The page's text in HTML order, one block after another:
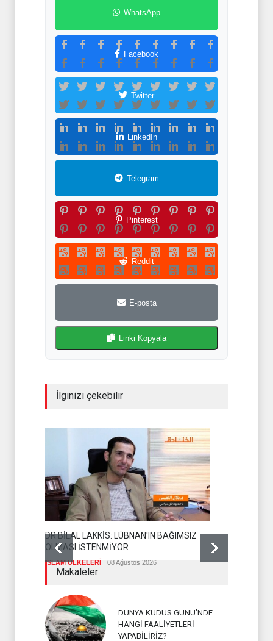
WhatsApp
Facebook
Twitter
LinkedIn
Telegram
Pinterest
Reddit
E-posta
Linki Kopyala
İlginizi çekebilir
DR BİLAL LAKKİS: LÜBNAN'IN BAĞIMSIZ
OLMASI İSTENMİYOR
İSLAM ÜLKELERİ 08 Ağustos 2026
Makaleler
DÜNYA KUDÜS GÜNÜ’NDE
HANGİ FAALİYETLERİ
YAPABİLİRİZ?